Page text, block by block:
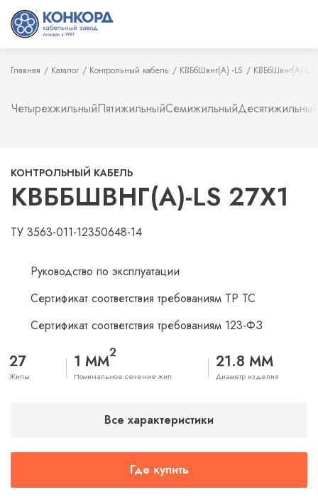
Главная Каталог Контрольный кабель КВБбШвнг(А) -LS КВБбШвнг(А)-LS
ЧетырехжильныйПятижильныйСемижильныйДесятижильный
КОНТРОЛЬНЫЙ КАБЕЛЬ
КВББШВНГ(А)-LS 27Х1
ТУ 3563-011-12350648-14
Руководство по эксплуатации
Сертификат соответствия требованиям ТР ТС
Сертификат соответствия требованиям 123-ФЗ
27
Жилы
1 ММ2
Номинальное сечение жил
21.8 ММ
Диаметр изделия
Все характеристики
Где купить